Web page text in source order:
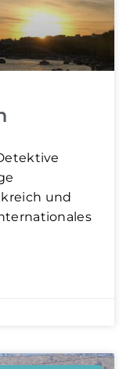
und